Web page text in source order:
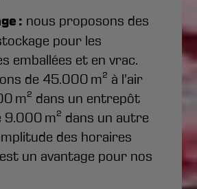
: nous proposons des
pour les
emballées et en vrac.
de 45.000 m² à l’air
m² dans un entrepôt
9.000 m² dans un autre
des horaires
un avantage pour nos